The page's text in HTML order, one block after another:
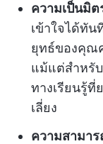
ความเป็นมิต
เข้าใจได้ทั
ยุทธ์ของคุณค
แม้แต่สำหรั
ทางเรียนรู้
เลี่ยง
ความสามา